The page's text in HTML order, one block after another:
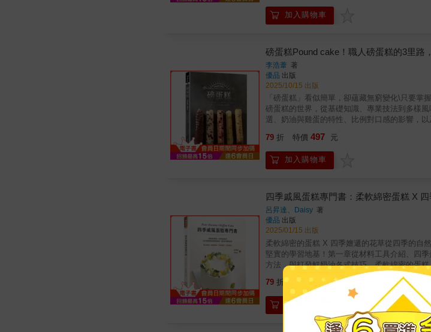
解甜點工作室、千層蛋糕、布丁的完整知識
整理自己的想法。無論是想開工作室、想接單
緻，每一層都像在練習與時間好好相處。本章
定型的技巧。透過圖解與配方設定，希望讓讀
一款都有其獨特靈感與情感記憶，讀者不僅能
點 希望把「滑嫩、光滑無氣孔」的穩定配方
掌握小小關鍵，就能做得很好」的信心。 本
從創業思維、千層蛋糕、布丁到產品延伸，本
色．特色1！職人級千層技法全圖解 從餅皮、
香、巧克力應有盡有，完整教學不藏私。．特
敗。．特色4！布丁完整攻略 基礎原理 × 7 種
加入購物車
磅蛋糕Pound cake！職人磅蛋糕的3里路
李浩葦 著
優品 出版
2025/10/15 出版
「磅蛋糕」看似簡單，卻蘊藏無窮變化\只要
磅蛋糕的世界，從基礎知識、專業技法到多樣
選、奶油與雞蛋的特性、比例對口感的影響，
上重點解析，幫助讀者理解材料與步驟的關聯
配方，涵蓋茶香、巧克力、堅果，到清新的檸
與穩定，讓讀者能放心實作，並在其中找到屬
特色｜以里程為概念，陪伴讀者從第一步走向
小技巧從糖油比例影響、折疊烘焙紙入模到保
法、蛋白霜法、熱油法、液態油法，解析不同
糕、❷以水果風味為主的磅蛋糕、❸以根莖類植
79 折 特價 497 元
加入購物車
四季戚風蛋糕專門書：柔軟綿密蛋糕 X
呂昇達、Daisy 著
優品 出版
2025/01/15 出版
柔軟綿密的蛋糕 X 四季嬗遞的花草從四季的自
堅實的學習地基！第一章從材料工具介紹、四
方法，與打發鮮奶油各式技巧。柔軟綿密的蛋
季節特色的裝飾技巧及創意靈感。例如：春季
品；夏季則強調清涼感和色彩繽紛的水果裝飾
用&材料標示，詳細介紹每顆蛋糕所需的必備工
有圖文並茂的指導，輕鬆掌握蛋糕裝飾的核心
下的金黃盛宴。秋日的焙茶與柚子，低調卻深
盛宴。希望這本書帶給讀者的不僅僅是技術上
79 折 特價 434 元
加入購物車